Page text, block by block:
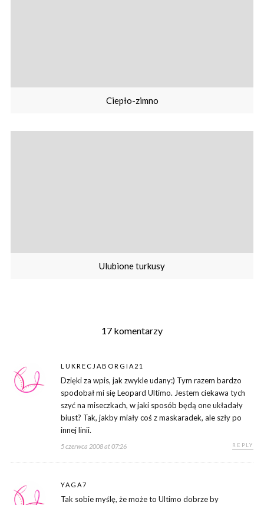
Ciepło-zimno
Ulubione turkusy
17 komentarzy
LUKRECJABORGIA21
Dzięki za wpis, jak zwykle udany:) Tym razem bardzo
spodobał mi się Leopard Ultimo. Jestem ciekawa tych
szyć na miseczkach, w jaki sposób będą one układały
biust? Tak, jakby miały coś z maskaradek, ale szły po
innej linii.
5 czerwca 2008 at 07:26 REPLY
YAGA7
Tak sobie myślę, że może to Ultimo dobrze by